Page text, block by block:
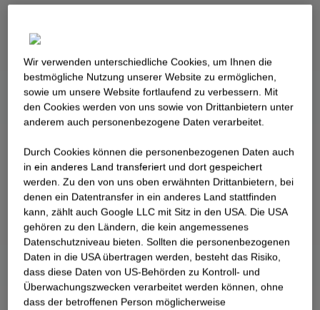
Wir verwenden unterschiedliche Cookies, um Ihnen die
best­mögliche Nutzung unserer Website zu ermöglichen,
sowie um unsere Website fortlaufend zu verbessern. Mit
den Cookies werden von uns sowie von Drittanbietern unter
anderem auch personenbezogene Daten verarbeitet.
Durch Cookies können die personenbezogenen Daten auch
in ein anderes Land transferiert und dort gespeichert
werden. Zu den von uns oben erwähnten Drittanbietern, bei
denen ein Datentransfer in ein anderes Land stattfinden
kann, zählt auch Google LLC mit Sitz in den USA. Die USA
gehören zu den Ländern, die kein angemessenes
Datenschutzniveau bieten. Sollten die personenbezogenen
Daten in die USA übertragen werden, besteht das Risiko,
dass diese Daten von US-Behörden zu Kontroll- und
Überwachungszwecken verarbeitet werden können, ohne
dass der betroffenen Person möglicherweise